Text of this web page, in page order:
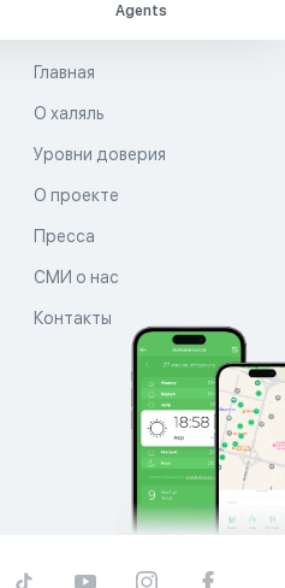
Agents
Главная
О халяль
Уровни доверия
О проекте
Пресса
СМИ о нас
Контакты